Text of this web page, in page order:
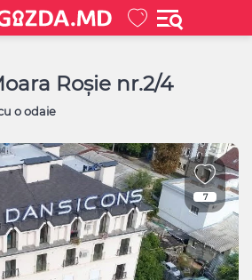
Roșie nr.2/4
o odaie
7